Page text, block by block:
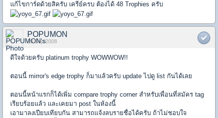
แก้ไขการ์ดด้วยสิครับ เครีย์ครบ ต้องได้ 48 Trophies ครับ
POPUMON
29 Sep 2008
ดีใจด้วยครับ platinum trophy WOWWOW!!
ตอนนี้ mirror's edge trophy ก็มาแล้วครับ update ไปดู list กันได้เลย
ตอนนี้หน้าแรกก็ได้เพิ่ม compare trophy corner สำหรับเพื่อนที่สมัคร tag
เรียบร้อยแล้ว และเคยมา post ในห้องนี้
เอามาลงเปียบเทียบกัน สามารถแจ้งลบรายชื่อได้ครับ ถ้าไม่ชอบใจ